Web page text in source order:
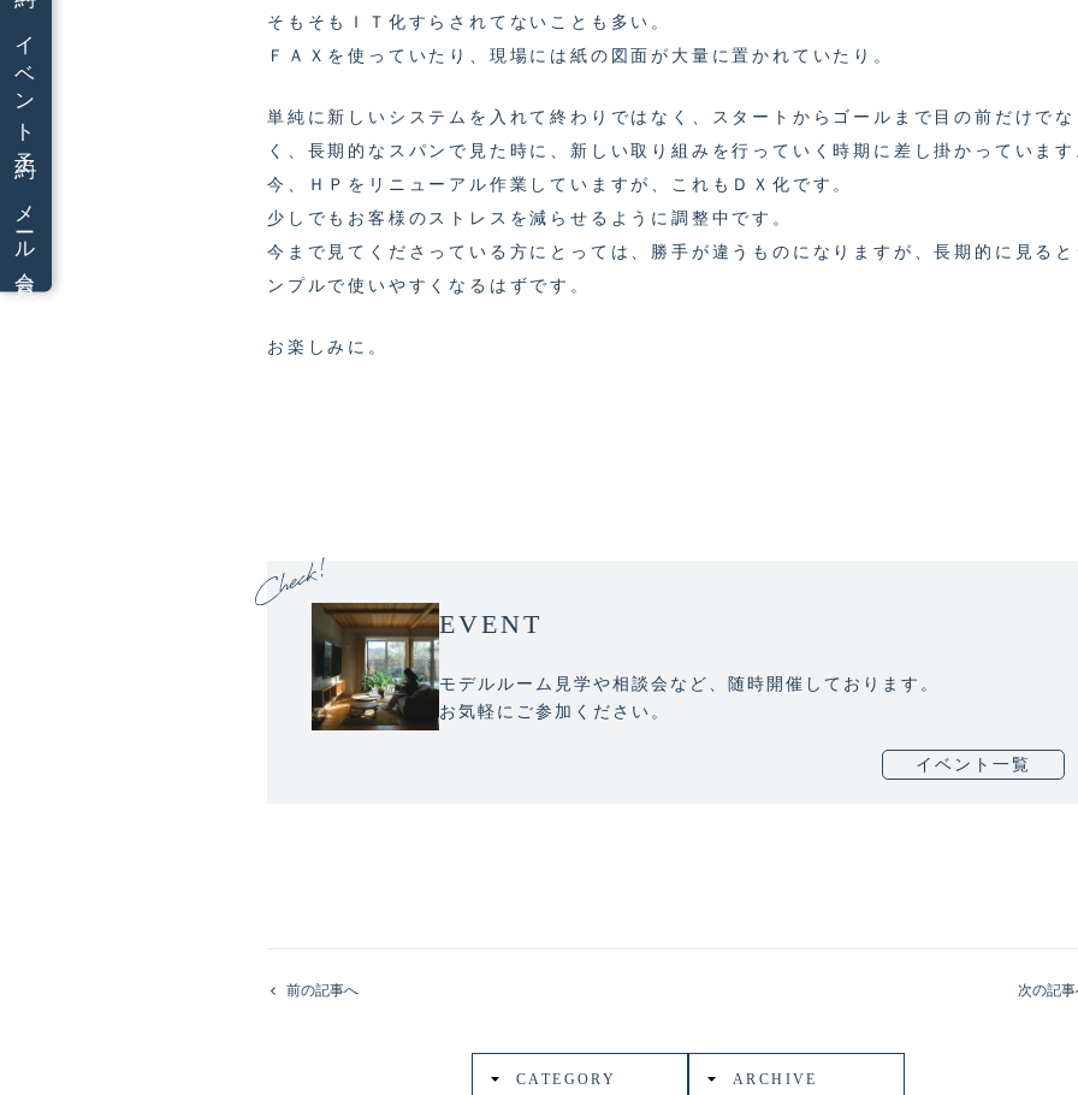
イベント予約
メール会員
そもそもＩＴ化すらされてないことも多い。
ＦＡＸを使っていたり、現場には紙の図面が大量に置かれていたり。
単純に新しいシステムを入れて終わりではなく、スタートからゴールまで目の前だけでな
く、長期的なスパンで見た時に、新しい取り組みを行っていく時期に差し掛かっていま
今、ＨＰをリニューアル作業していますが、これもＤＸ化です。
少しでもお客様のストレスを減らせるように調整中です。
今まで見てくださっている方にとっては、勝手が違うものになりますが、長期的に見る
ンプルで使いやすくなるはずです。
お楽しみに。
EVENT
モデルルーム見学や相談会など、随時開催しております。
お気軽にご参加ください。
イベント一覧
前の記事へ 次の記
CATEGORY ARCHIVE